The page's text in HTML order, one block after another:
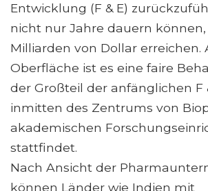
Entwicklung (F & E)
nicht nur Jahre dauern
Milliarden von Dollar erreichen.
Oberfläche ist es eine faire
der Großteil der anfänglichen F
inmitten des Zentrums von
akademischen
stattfindet.
Nach Ansicht der
können Länder wie Indien mit